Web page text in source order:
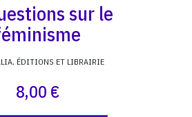
sur le
ÉDITIONS ET LIBRAIRIE
8,00 €